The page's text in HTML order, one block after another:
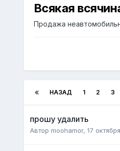
Всякая
Продажа
НАЗАД 1 2 3
прошу удалить
Автор moohamor, 17